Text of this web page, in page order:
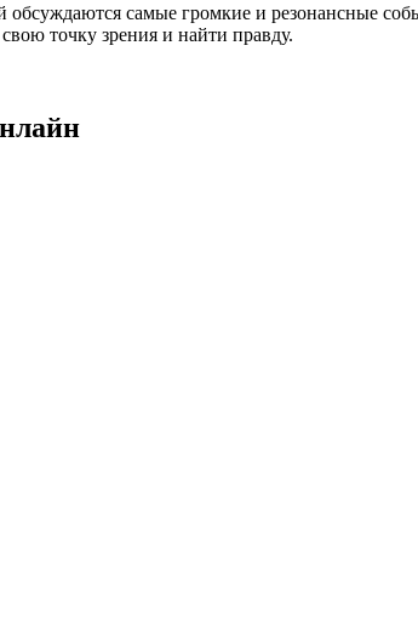
самые громкие и резонансные
точку зрения и найти правду.